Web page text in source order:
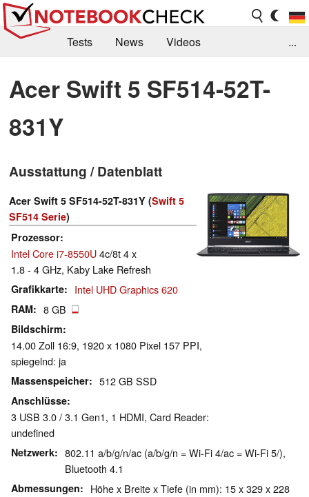
Tests News
Videos
Kaufberatung
Deals Suche
Jobs
Forum
...
Acer Swift 5 SF514-52T-
831Y
Ausstattung / Datenblatt
Acer Swift 5 SF514-52T-831Y (Swift 5
SF514 Serie)
Prozessor
Intel Core i7-8550U4c/8t 4 x
1.8 - 4 GHz, Kaby Lake Refresh
Grafikkarte Intel UHD Graphics 620
RAM 8 GB
Bildschirm
14.00 Zoll 16:9, 1920 x 1080 Pixel 157 PPI,
spiegelnd: ja
Massenspeicher 512 GB SSD
Anschlüsse
3 USB 3.0 / 3.1 Gen1, 1 HDMI, Card Reader:
undefined
Netzwerk
802.11 a/b/g/n/ac (a/b/g/n = Wi-Fi 4/ac = Wi-Fi 5/),
Bluetooth 4.1
Abmessungen Höhe x Breite x Tiefe (in mm): 15 x 329 x 228